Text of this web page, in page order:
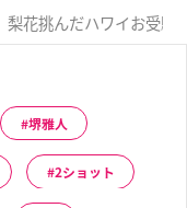
梨花挑んだハワイお受験
堺雅人
2ショット